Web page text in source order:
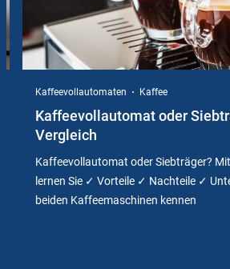
Kaffeevollautomaten Kaffee
Kaffeevollautomat oder
Vergleich
Kaffeevollautomat oder Siebträger? Mit
lernen Sie ✓ Vorteile ✓ Nachteile ✓
beiden Kaffeemaschinen kennen